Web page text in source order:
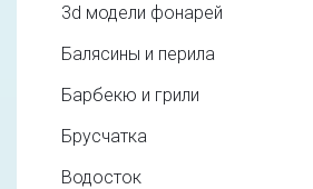
3d модели фонарей
Балясины и перила
Барбекю и грили
Брусчатка
Водосток